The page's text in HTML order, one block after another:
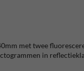
met twee
in